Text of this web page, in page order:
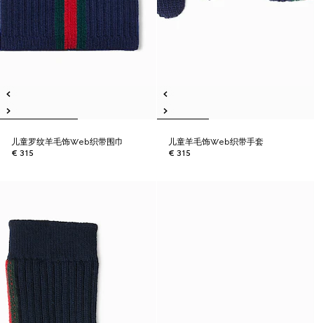
儿童罗纹羊毛饰Web织带围巾
€ 315
儿童羊毛饰Web织带手套
€ 315